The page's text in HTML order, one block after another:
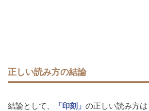
正しい読み方の結論
結論として、 「印刻」 の正しい読み方は